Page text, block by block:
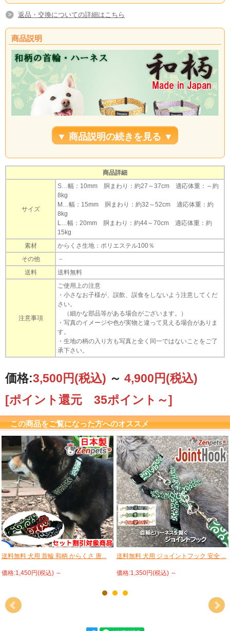
返品・交換についての詳細はこちら
商品説明
日本らしい柄で浮かぶのは風呂敷などでお馴染み
の『からくさ』模様かもしれません。
でも、それ以外にも『市松模様』『青海波』など
様々な模様がございます。
そんな和柄デザインをワンちゃんの装備に採り入
れてみました。
す。
こちらのページでは桃色（黒）、桃色（白）、金
色、紫色の４色からお選びいただけます。
従来版とは異なり、こちらは二越ちりめんの生地
を用いております。
▼ 商品説明の続きを見る ▼
商品詳細
サイズ
S…幅：10mm 胴まわり：約27～37cm 適応体重：～約
8kg
M…幅：15mm 胴まわり：約32～52cm 適応体重：約
8kg
L…幅：20mm 胴まわり：約44～70cm 適応体重：約
15kg
素材
からくさ生地：ポリエステル100％
その他
－
送料
送料無料
注意事項
ご使用上の注意
・小さなお子様が、誤飲、誤食をしないよう注意してくだ
さい。
（細かな部品等がある場合がございます。）
・写真のイメージや色が実物と違って見える場合がありま
す。
・生地の柄の入り方も写真と全く同一ではないことをご了
承下さい。
価格:3,500円(税込) ～ 4,900円(税込)
[ポイント還元 35ポイント～]
この商品をご覧になった方へのオススメ
送料無料 犬用 首輪 和柄 からくさ 唐...
価格:1,450円(税込) ～
送料無料 犬用 ジョイントフック 安全 ...
価格:1,350円(税込) ～